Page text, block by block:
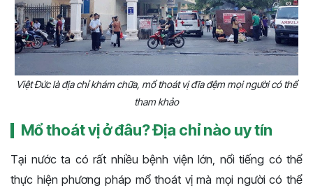
Việt Đức là địa chỉ khám chữa, mổ thoát vị đĩa đệm mọi người có thể
tham khảo
Mổ thoát vị ở đâu? Địa chỉ nào uy tín
Tại nước ta có rất nhiều bệnh viện lớn, nổi tiếng có thể
thực hiện phương pháp mổ thoát vị mà mọi người có thể